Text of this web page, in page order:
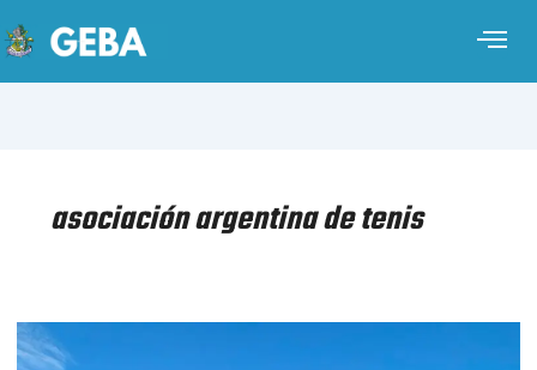
asociación argentina de tenis
TENIS
–